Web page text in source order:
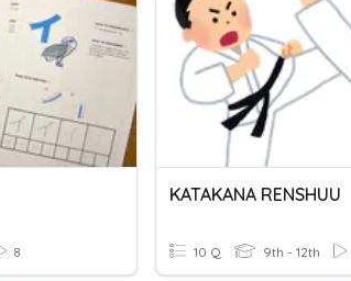
8
KATAKANA RENSHUU
10 Q 9th - 12th